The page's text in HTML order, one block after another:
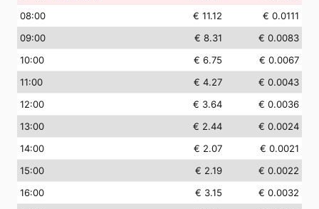
08:00 € 11.12
€ 0.0111
09:00 € 8.31
€ 0.0083
10:00 € 6.75
€ 0.0067
11:00 € 4.27
€ 0.0043
12:00 € 3.64
€ 0.0036
13:00 € 2.44
€ 0.0024
14:00 € 2.07
€ 0.0021
15:00 € 2.19
€ 0.0022
16:00 € 3.15
€ 0.0032